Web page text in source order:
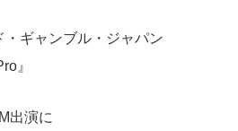
・ギャンブル・ジャパン
』
出演に